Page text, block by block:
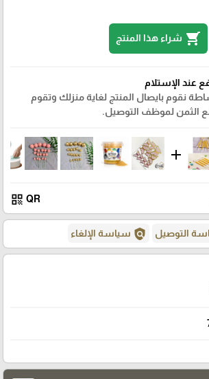
shopping_cart شراء هذا المنتج
عند الإستلام
نقوم بايصال المنتج لغاية منزلك وتقوم
الثمن لموظف التوصيل.
add
QR
qr_code
التوصيل policy سياسة الإلغاء